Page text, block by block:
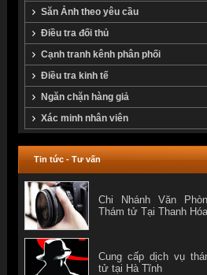
Săn Ảnh theo yêu cầu
Điều tra đối thủ
Cạnh tranh kênh phân phối
Điều tra kinh tế
Ngăn chặn hàng giả
Xác minh nhân viên
Tin tức - Tư vấn
Chi Nhánh Văn
Thám tử Tại Thanh Hóa
Cung cấp dịch vụ
tử tại Hà Tĩnh